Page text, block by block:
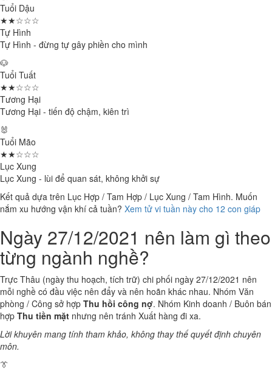
Tuổi Dậu
★★☆☆☆
Tự Hình
Tự Hình - đừng tự gây phiền cho mình
🐶
Tuổi Tuất
★★☆☆☆
Tương Hại
Tương Hại - tiến độ chậm, kiên trì
🐰
Tuổi Mão
★★☆☆☆
Lục Xung
Lục Xung - lùi để quan sát, không khởi sự
Kết quả dựa trên Lục Hợp / Tam Hợp / Lục Xung / Tam Hình. Muốn
nắm xu hướng vận khí cả tuần? Xem tử vi tuần này cho 12 con giáp
Ngày 27/12/2021 nên làm gì theo
từng ngành nghề?
Trực Thâu (ngày thu hoạch, tích trữ) chi phối ngày 27/12/2021 nên
mỗi nghề có đầu việc nên đẩy và nên hoãn khác nhau. Nhóm Văn
phòng / Công sở hợp Thu hồi công nợ. Nhóm Kinh doanh / Buôn bán
hợp Thu tiền mặt nhưng nên tránh Xuất hàng đi xa.
Lời khuyên mang tính tham khảo, không thay thế quyết định chuyên
môn.
👔